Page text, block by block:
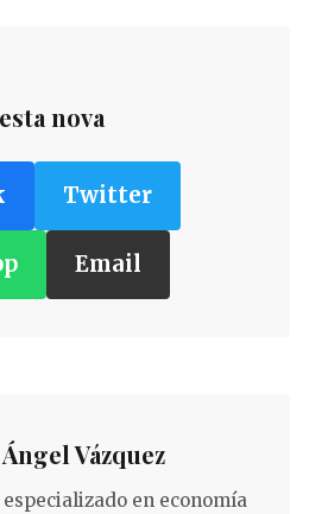
nova
Twitter
Email
Vázquez
en economía